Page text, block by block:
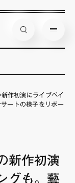
作初演にライブペイ
ートの様子をリポー
新作初演
グも。藝